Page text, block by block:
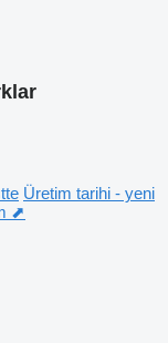
Üretim tarihi - yeni
⬈